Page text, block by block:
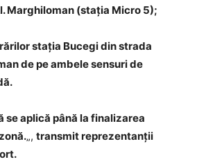
Marghiloman (stația Micro 5);
stația Bucegi din strada
de pe ambele sensuri de
aplică până la finalizarea
„, transmit reprezentanții